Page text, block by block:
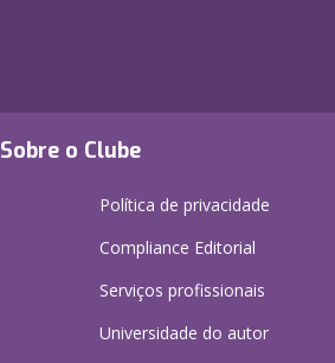
Sobre o Clube
Política de privacidade
Compliance Editorial
Serviços profissionais
Universidade do autor